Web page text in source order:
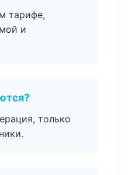
тарифе,
и
только